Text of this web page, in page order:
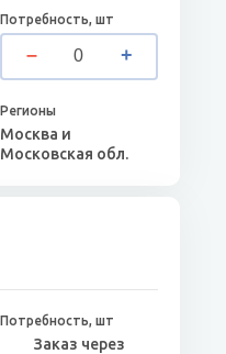
Москва и
Московская обл.
Заказ через